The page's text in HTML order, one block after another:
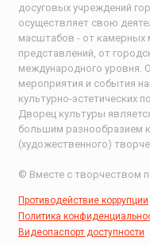
досуговых учреждений
осуществляет свою
масштабов - от камерных
представлений, от
международного уровня.
мероприятия и события
культурно-эстетических
Дворец культуры
большим разнообразием
(художественного)
© Вместе с творчеством
Противодействие коррупции
Политика
Видеопаспорт доступности